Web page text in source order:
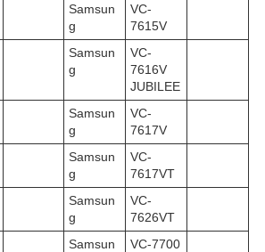
Samsun
g
VC-
7615V
Samsun
g
VC-
7616V
JUBILEE
Samsun
g
VC-
7617V
Samsun
g
VC-
7617VT
Samsun
g
VC-
7626VT
Samsun
VC-7700